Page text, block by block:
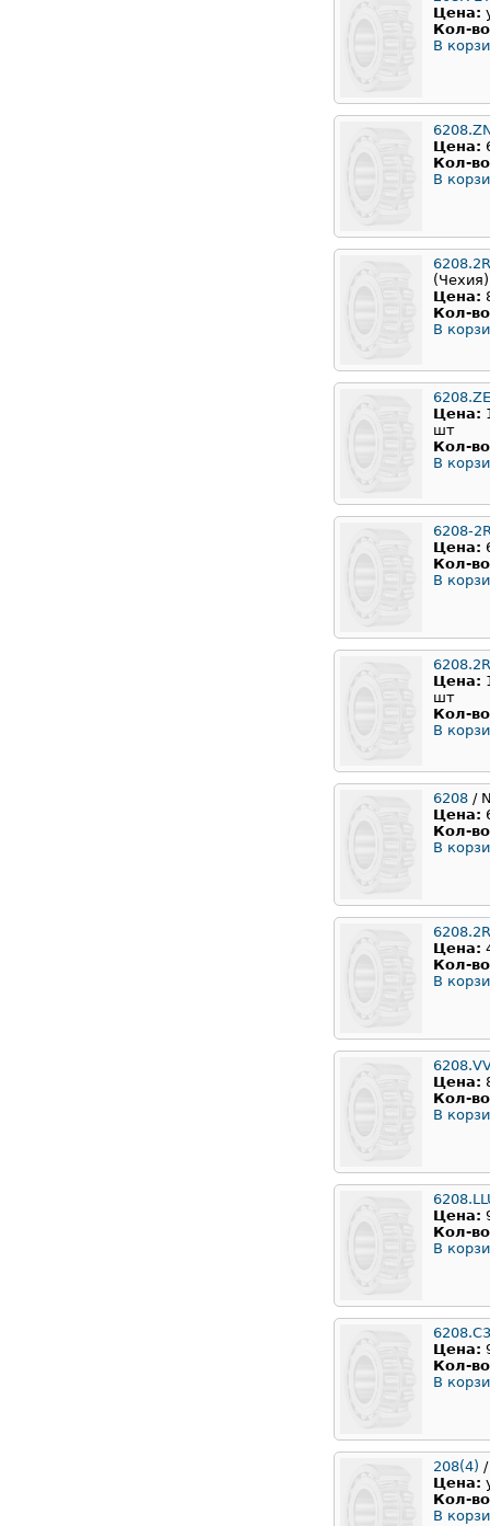
Цена:
Кол-
В
Цена:
Кол-
В
(Чехия)
Цена:
Кол-
В
Цена:
шт
Кол-
В
6208-
Цена:
Кол-
В
Цена:
шт
Кол-
В
6208 /
Цена:
Кол-
В
Цена:
Кол-
В
Цена:
Кол-
В
Цена:
Кол-
В
6208.C3
Цена:
Кол-
В
208(4)
Цена:
Кол-
В